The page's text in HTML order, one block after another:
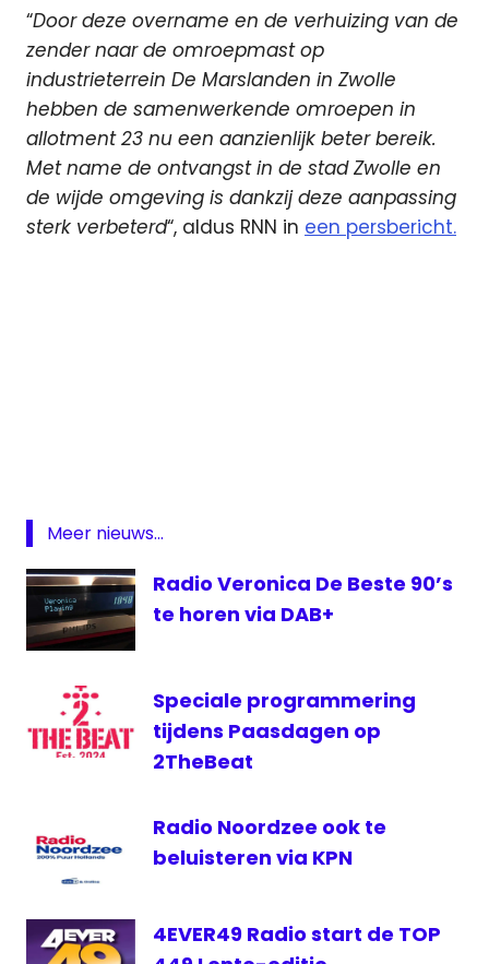
“Door deze overname en de verhuizing van de
zender naar de omroepmast op
industrieterrein De Marslanden in Zwolle
hebben de samenwerkende omroepen in
allotment 23 nu een aanzienlijk beter bereik.
Met name de ontvangst in de stad Zwolle en
de wijde omgeving is dankzij deze aanpassing
sterk verbeterd“, aldus RNN in een persbericht.
Nederland
Zwolle
Meer nieuws...
Radio Veronica De Beste 90’s
te horen via DAB+
Speciale programmering
tijdens Paasdagen op
2TheBeat
Radio Noordzee ook te
beluisteren via KPN
4EVER49 Radio start de TOP